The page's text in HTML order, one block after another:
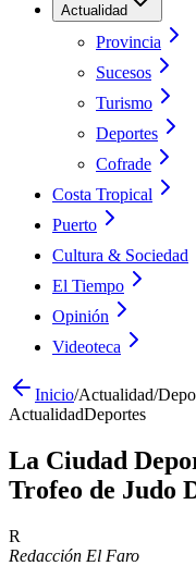
Actualidad
Provincia
Sucesos
Turismo
Deportes
Cofrade
Costa Tropical
Puerto
Cultura & Sociedad
El Tiempo
Opinión
Videoteca
Inicio/Actualidad/
ActualidadDeportes
La Ciudad
Trofeo de Judo
R
Redacción El Faro